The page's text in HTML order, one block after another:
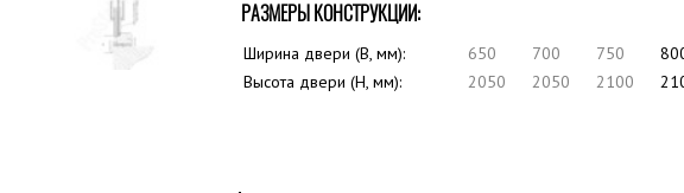
РАЗМЕРЫ КОНСТРУКЦИИ:
Ширина двери (B, мм): 650 700 750
Высота двери (H, мм):
2050 2050 2100